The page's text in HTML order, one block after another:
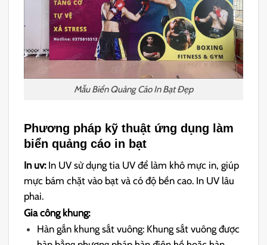
Mẫu Biển Quảng Cáo In Bạt Đẹp
Phương pháp kỹ thuật ứng dụng làm
biển quảng cáo in bạt
In uv:In UV sử dụng tia UV để làm khô mực in, giúp
mực bám chặt vào bạt và có độ bền cao. In UV lâu
phai.
Gia công khung:
Hàn gắn khung sắt vuông: Khung sắt vuông được